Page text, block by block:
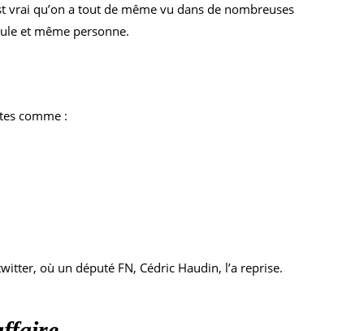
qu’on a tout de même vu dans de nombreuses
et même personne.
comme :
où un député FN, Cédric Haudin, l’a reprise.